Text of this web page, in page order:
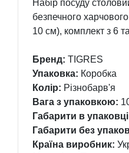
Набір посуду
безпечного
10 см), комплект з 6
Бренд: TIGRES
Упаковка: Коробка
Колір: Різнобарв'я
Вага з упаковкою:
Габарити в
Габарити без
Країна виробник: